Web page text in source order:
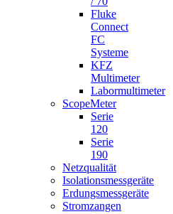
Fluke
Connect
FC
Systeme
KFZ
Multimeter
Labormultimeter
ScopeMeter
Serie
120
Serie
190
Netzqualität
Isolationsmessgeräte
Erdungsmessgeräte
Stromzangen